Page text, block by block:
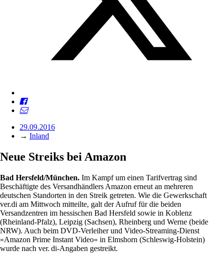
29.09.2016
→ Inland
Neue Streiks bei Amazon
Bad Hersfeld/München. Im Kampf um einen Tarifvertrag sind
Beschäftigte des Versandhändlers Amazon erneut an mehreren
deutschen Standorten in den Streik getreten. Wie die Gewerkschaft
ver.di am Mittwoch mitteilte, galt der Aufruf für die beiden
Versandzentren im hessischen Bad Hersfeld sowie in Koblenz
(Rheinland-Pfalz), Leipzig (Sachsen), Rheinberg und Werne (beide
NRW). Auch beim DVD-Verleiher und Video-Streaming-Dienst
»Amazon Prime Instant Video« in Elmshorn (Schleswig-Holstein)
wurde nach ver. di-Angaben gestreikt.